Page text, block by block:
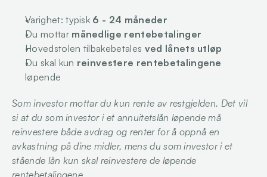
Varighet: typisk 6 - 24 måneder
Du mottar månedlige rentebetalinger
Hovedstolen tilbakebetales ved lånets utløp
Du skal kun reinvestere rentebetalingene
løpende
Som investor mottar du kun rente av restgjelden. Det vil
si at du som investor i et annuitetslån løpende må
reinvestere både avdrag og renter for å oppnå en
avkastning på dine midler, mens du som investor i et
stående lån kun skal reinvestere de løpende
rentebetalingene.